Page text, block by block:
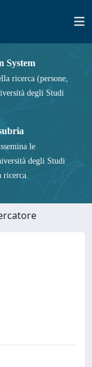
System
ricerca (persone,
degli Studi
le
degli Studi
ricerca.